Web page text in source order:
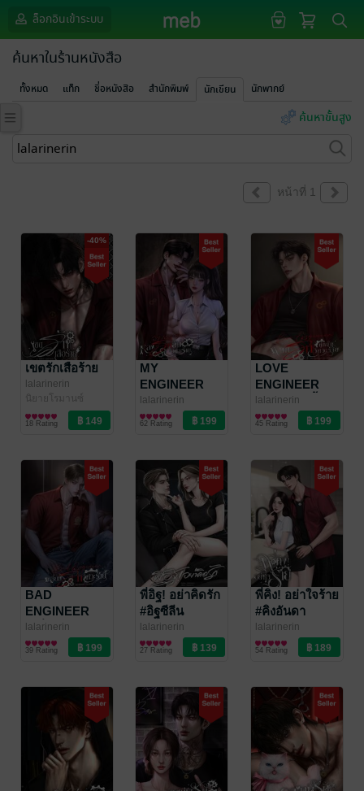
ล็อกอินเข้าระบบ
ค้นหาในร้านหนังสือ
ทั้งหมด แท็ก ชื่อหนังสือ สำนักพิมพ์ นักเขียน นักพากย์
ค้นหาขั้นสูง
หน้าที่ 1
-40%
เขตรักเสือร้าย
lalarinerin
นิยายโรมานซ์
18 Rating
MY
ENGINEER
หลงรักลับวิศวะ
ร้าย
lalarinerin
นิยายโรมานซ์
62 Rating
LOVE
ENGINEER
พยศรักคู่หมั้น
วิศวะร้าย
lalarinerin
นิยายโรมานซ์
45 Rating
BAD
ENGINEER
เหลี่ยมรักวิศวะ
ร้าย
lalarinerin
นิยายโรมานซ์
39 Rating
พี่อิฐ! อย่าคิดรัก
#อิฐซีลีน
lalarinerin
นิยายโรมานซ์
27 Rating
พี่คิง! อย่าใจร้าย
#คิงอันดา
lalarinerin
นิยายโรมานซ์
54 Rating